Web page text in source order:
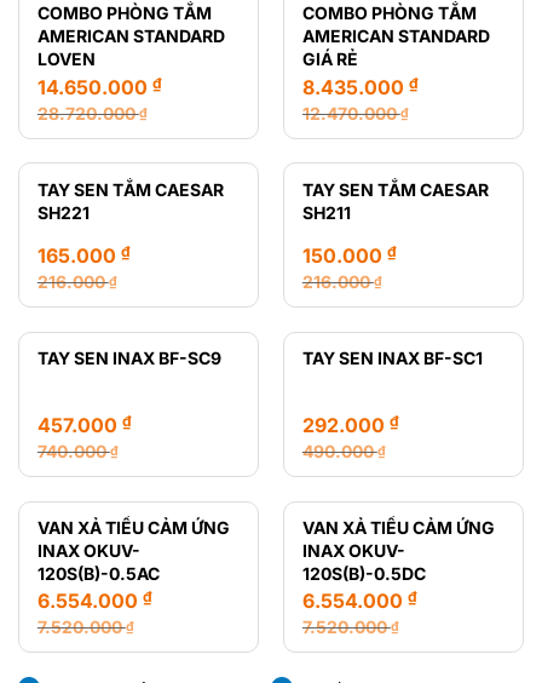
COMBO PHÒNG TẮM
AMERICAN STANDARD
LOVEN
28.720.000₫
Giá
gốc
là:
28.720.000 ₫.
14.650.000 ₫
Giá
hiện
tại
là:
COMBO PHÒNG TẮM
AMERICAN STANDARD
GIÁ RẺ
12.470.000₫
Giá
gốc
là:
12.470.000 ₫.
8.435.000 ₫
Giá
hiện
tại
là:
TAY SEN TẮM CAESAR
SH221
216.000₫
Giá
gốc
là:
165.000 ₫
Giá
hiện
tại
TAY SEN TẮM CAESAR
SH211
216.000₫
Giá
gốc
là:
150.000 ₫
Giá
hiện
tại
TAY SEN INAX BF-SC9
740.000₫
Giá
gốc
là:
740.000 ₫.
457.000 ₫
Giá
hiện
tại
là:
457.000 ₫.
TAY SEN INAX BF-SC1
490.000₫
Giá
gốc
là:
490.000 ₫.
292.000 ₫
Giá
hiện
tại
là:
292.000 ₫.
VAN XẢ TIỂU CẢM ỨNG
INAX OKUV-
120S(B)-0.5AC
7.520.000₫
Giá
gốc
6.554.000 ₫
Giá
hiện
VAN XẢ TIỂU CẢM ỨNG
INAX OKUV-
120S(B)-0.5DC
7.520.000₫
Giá
6.554.000 ₫
Giá